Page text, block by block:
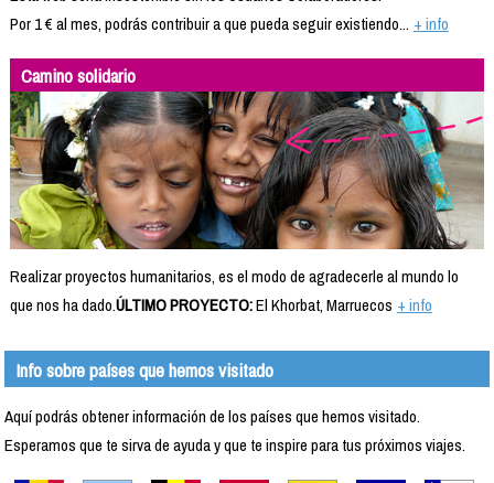
Por 1 € al mes, podrás contribuir a que pueda seguir existiendo... + info
Camino solidario
Realizar proyectos humanitarios, es el modo de agradecerle al mundo lo
que nos ha dado.ÚLTIMO PROYECTO:El Khorbat, Marruecos + info
Info sobre países que hemos visitado
Aquí podrás obtener información de los países que hemos visitado.
Esperamos que te sirva de ayuda y que te inspire para tus próximos viajes.